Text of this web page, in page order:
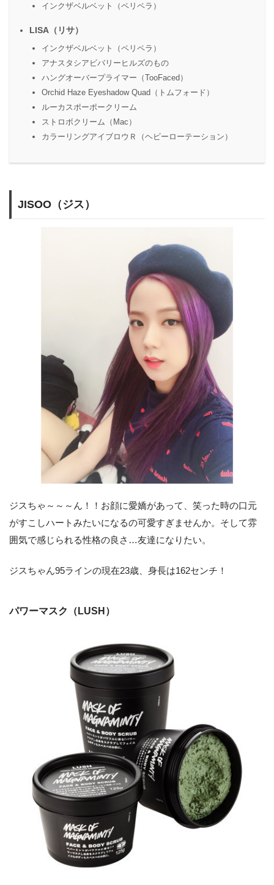
インクザベルベット（ペリペラ）
LISA（リサ）
インクザベルベット（ペリペラ）
アナスタシアビバリーヒルズのもの
ハングオーバープライマー（TooFaced）
Orchid Haze Eyeshadow Quad（トムフォード）
ルーカスポーポークリーム
ストロボクリーム（Mac）
カラーリングアイブロウＲ（ヘビーローテーション）
JISOO（ジス）
ジスちゃ～～～ん！！お顔に愛嬌があって、笑った時の口元
がすこしハートみたいになるの可愛すぎませんか。そして雰
囲気で感じられる性格の良さ…友達になりたい。
ジスちゃん95ラインの現在23歳、身長は162センチ！
パワーマスク（LUSH）